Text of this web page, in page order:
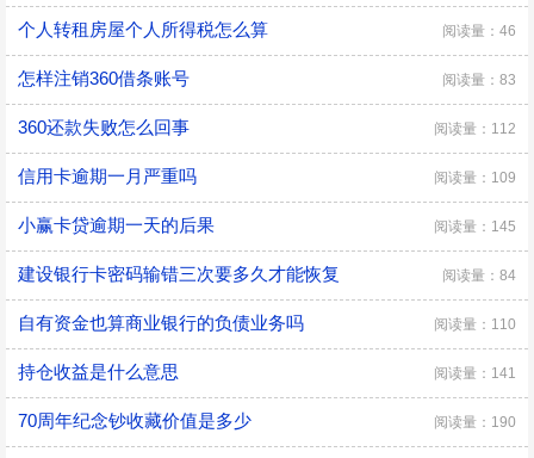
个人转租房屋个人所得税怎么算 阅读量：46
怎样注销360借条账号 阅读量：83
360还款失败怎么回事 阅读量：112
信用卡逾期一月严重吗 阅读量：109
小赢卡贷逾期一天的后果 阅读量：145
建设银行卡密码输错三次要多久才能恢复 阅读量：84
自有资金也算商业银行的负债业务吗 阅读量：110
持仓收益是什么意思 阅读量：141
70周年纪念钞收藏价值是多少 阅读量：190